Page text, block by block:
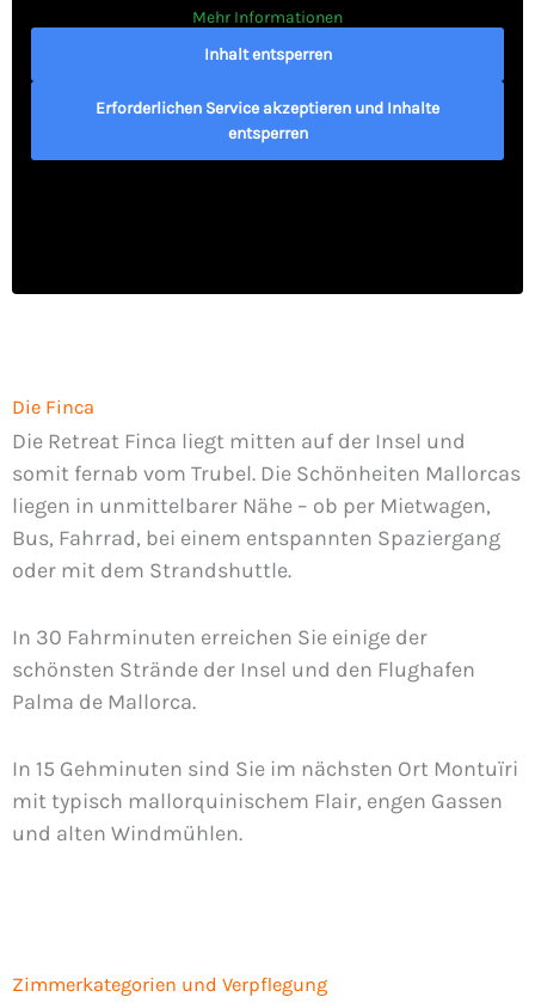
Mehr Informationen
Inhalt entsperren
Erforderlichen Service akzeptieren und Inhalte
entsperren
Die Finca
Die Retreat Finca liegt mitten auf der Insel und
somit fernab vom Trubel. Die Schönheiten Mallorcas
liegen in unmittelbarer Nähe – ob per Mietwagen,
Bus, Fahrrad, bei einem entspannten Spaziergang
oder mit dem Strandshuttle.
In 30 Fahrminuten erreichen Sie einige der
schönsten Strände der Insel und den Flughafen
Palma de Mallorca.
In 15 Gehminuten sind Sie im nächsten Ort Montuïri
mit typisch mallorquinischem Flair, engen Gassen
und alten Windmühlen.
Zimmerkategorien und Verpflegung